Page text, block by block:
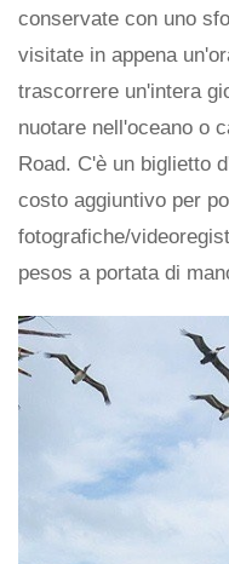
conservate con uno
visitate in appena
trascorrere un'intera
nuotare nell'oceano o
Road. C'è un biglietto
costo aggiuntivo per
fotografiche/
pesos a portata di